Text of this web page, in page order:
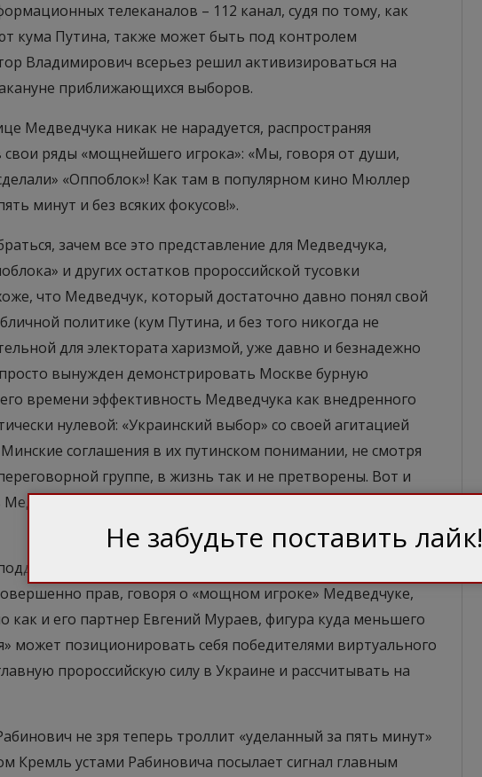
телеканалов – 112 канал, судя по тому, как
кума Путина, также может быть под контролем
Владимирович всерьез решил активизироваться на
приближающихся выборов.
Медведчука никак не нарадуется, распространяя
свои ряды «мощнейшего игрока»: «Мы, говоря от души,
«Оппоблок»! Как там в популярном кино Мюллер
минут и без всяких фокусов!».
зачем все это представление для Медведчука,
и других остатков пророссийской тусовки
что Медведчук, который достаточно давно понял свой
политике (кум Путина, и без того никогда не
для электората харизмой, уже давно и безнадежно
вынужден демонстрировать Москве бурную
времени эффективность Медведчука как внедренного
нулевой: «Украинский выбор» со своей агитацией
соглашения в их путинском понимании, не смотря
группе, в жизнь так и не претворены. Вот и
чтобы совсем не растерять доверие
Медведчука, получил серьезную прибавку в
прав, говоря о «мощном игроке» Медведчуке,
как и его партнер Евгений Мураев, фигура куда меньшего
может позиционировать себя победителями виртуального
пророссийскую силу в Украине и рассчитывать на
не зря теперь троллит «уделанный за пять минут»
Кремль устами Рабиновича посылает сигнал главным
Не забудьте поставить лайк!